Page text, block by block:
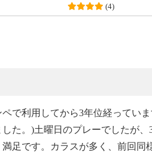
(4)
で利用してから3年位経ってい
た。)土曜日のプレーでしたが
足です。カラスが多く、前回